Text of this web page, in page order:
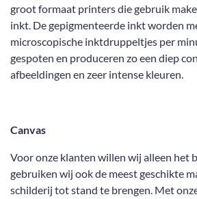
groot formaat printers die gebruik
inkt. De gepigmenteerde inkt worden
microscopische inktdruppeltjes per
gespoten en produceren zo een diep
afbeeldingen en zeer intense kleuren.
Canvas
Voor onze klanten willen wij alleen het
gebruiken wij ook de meest geschikte
schilderij tot stand te brengen. Met